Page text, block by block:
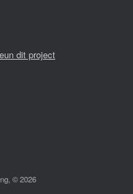
dit project
© 2026